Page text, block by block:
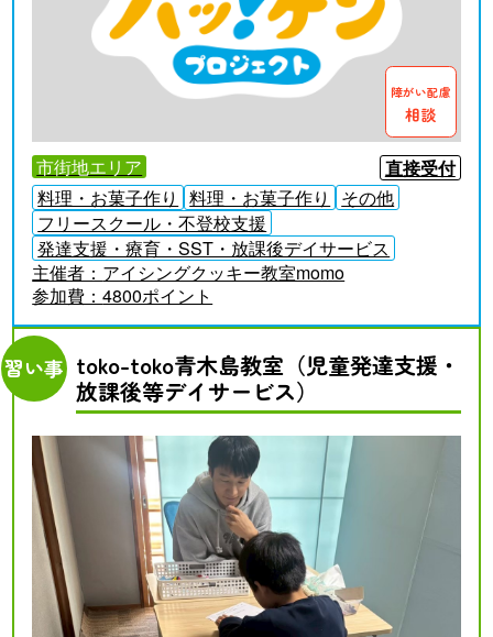
障がい配慮
相談
市街地エリア
直接受付
料理・お菓子作り
料理・お菓子作り
その他
フリースクール・不登校支援
発達支援・療育・SST・放課後デイサービス
主催者： アイシングクッキー教室momo
参加費：4800ポイント
習い事 toko-toko青木島教室（児童発達支援・
放課後等デイサービス）